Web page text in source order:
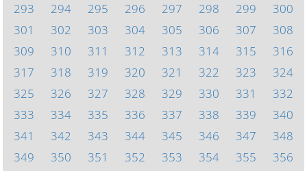
293
294 295 296 297 298 299
300
301
302 303 304 305 306 307
308
309
310 311 312 313 314 315
316
317
318 319 320 321 322 323
324
325
326 327 328 329 330 331
332
333
334 335 336 337 338 339
340
341
342 343 344 345 346 347
348
349
350 351 352 353 354 355
356